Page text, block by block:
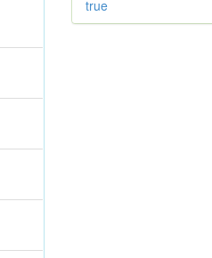
true